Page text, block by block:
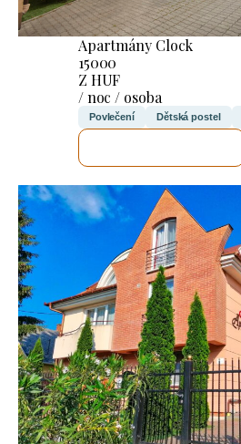
Apartmány Clock
15000
Z HUF
/ noc / osoba
Povlečení Dětská postel